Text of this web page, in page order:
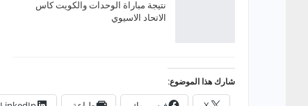
نتيجة مباراة الوحدات والكويت كاس
الاتحاد الاسيوي
شارك هذا الموضوع: